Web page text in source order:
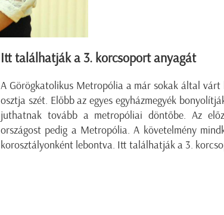
Itt találhatják a 3. korcsoport anyagát
A Görögkatolikus Metropólia a már sokak által
osztja szét. Előbb az egyes egyházmegyék
juthatnak tovább a metropóliai döntőbe. Az
országost pedig a Metropólia. A követelmény
korosztályonként lebontva. Itt találhatják a 3.